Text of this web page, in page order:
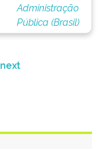
Administração
Pública (Brasil)
next